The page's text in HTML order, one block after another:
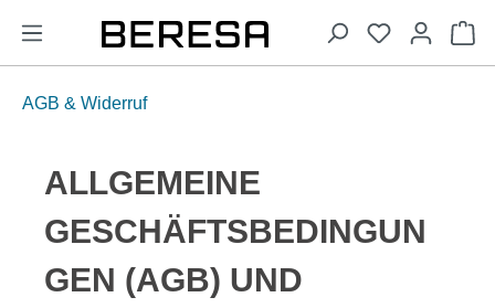
springen
AGB & Widerruf
ALLGEMEINE
GESCHÄFTSBEDINGUN
GEN (AGB) UND